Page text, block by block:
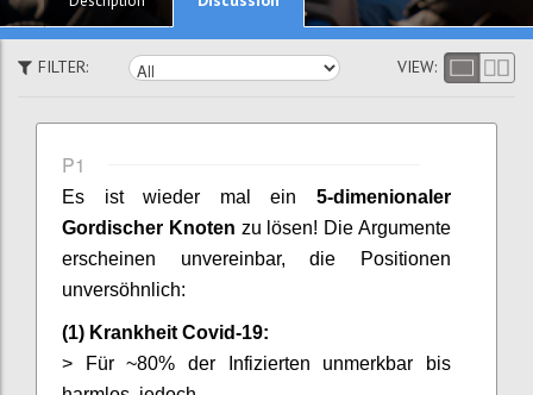
FILTER: VIEW:
P1
Es ist wieder mal ein 5-dimenionaler
Gordischer Knoten zu lösen! Die Argumente
erscheinen unvereinbar, die Positionen
unversöhnlich:
(1) Krankheit Covid-19:
> Für ~80% der Infizierten unmerkbar bis